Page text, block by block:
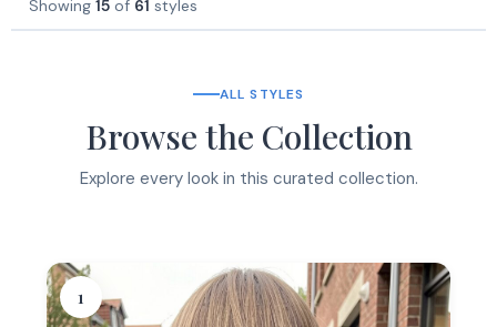
Showing 15 of 61 styles
ALL STYLES
Browse the Collection
Explore every look in this curated collection.
1